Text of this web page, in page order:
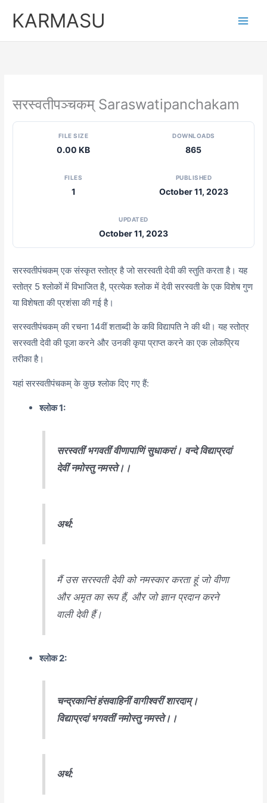
KARMASU
सरस्वतीपञ्चकम् Saraswatipanchakam
FILE SIZE
0.00 KB
DOWNLOADS
865
FILES
1
PUBLISHED
October 11, 2023
UPDATED
October 11, 2023
सरस्वतीपंचकम् एक संस्कृत स्तोत्र है जो सरस्वती देवी की स्तुति करता है। यह
स्तोत्र 5 श्लोकों में विभाजित है, प्रत्येक श्लोक में देवी सरस्वती के एक विशेष गुण
या विशेषता की प्रशंसा की गई है।
सरस्वतीपंचकम् की रचना 14वीं शताब्दी के कवि विद्यापति ने की थी। यह स्तोत्र
सरस्वती देवी की पूजा करने और उनकी कृपा प्राप्त करने का एक लोकप्रिय
तरीका है।
यहां सरस्वतीपंचकम् के कुछ श्लोक दिए गए हैं:
श्लोक 1:
सरस्वतीं भगवतीं वीणापाणिं सुधाकरां। वन्दे विद्याप्रदां
देवीं नमोस्तु नमस्ते।।
अर्थ:
मैं उस सरस्वती देवी को नमस्कार करता हूं जो वीणा
और अमृत का रूप हैं, और जो ज्ञान प्रदान करने
वाली देवी हैं।
श्लोक 2:
चन्द्रकान्तिं हंसवाहिनीं वागीश्वरीं शारदाम्।
विद्याप्रदां भगवतीं नमोस्तु नमस्ते।।
अर्थ: